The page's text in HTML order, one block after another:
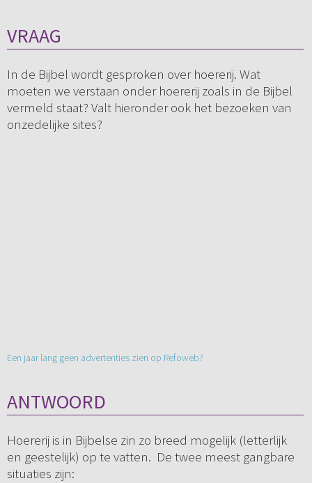
VRAAG
In de Bijbel wordt gesproken over hoererij. Wat
moeten we verstaan onder hoererij zoals in de Bijbel
vermeld staat? Valt hieronder ook het bezoeken van
onzedelijke sites?
Een jaar lang geen advertenties zien op Refoweb?
ANTWOORD
Hoererij is in Bijbelse zin zo breed mogelijk (letterlijk
en geestelijk) op te vatten. De twee meest gangbare
situaties zijn: